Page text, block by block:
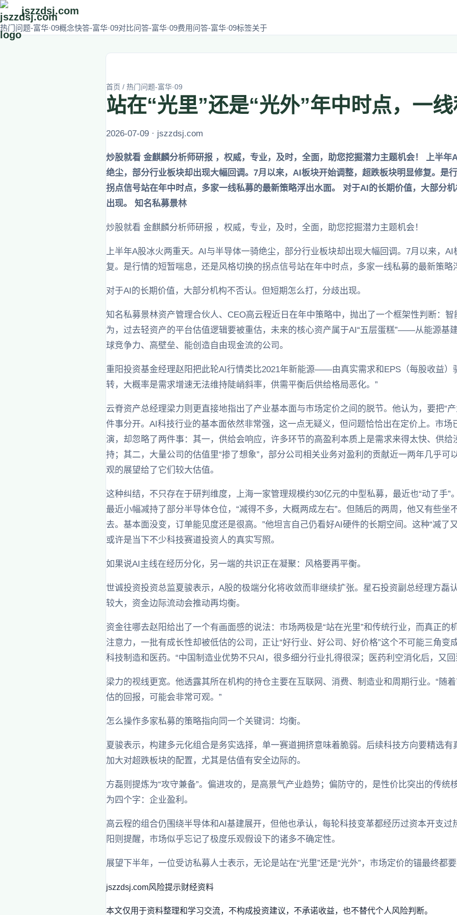
jszzdsj.com
热门问题-富华·09概念快答-富华·09对比问答-富华·09费用问答-富华·09标签关于
首页 / 热门问题-富华·09
站在“光里”还是“光外”年中时点，一
2026-07-09 · jszzdsj.com
炒股就看 金麒麟分析师研报 ，权威，专业，及时，全面，助您挖掘潜力主题机会！ 上半年
绝尘，部分行业板块却出现大幅回调。7月以来，AI板块开始调整，超跌板块明显修复。是
拐点信号站在年中时点，多家一线私募的最新策略浮出水面。 对于AI的长期价值，大部分
出现。 知名私募景林
炒股就看 金麒麟分析师研报 ，权威，专业，及时，全面，助您挖掘潜力主题机会！
上半年A股冰火两重天。AI与半导体一骑绝尘，部分行业板块却出现大幅回调。7月以来，
复。是行情的短暂喘息，还是风格切换的拐点信号站在年中时点，多家一线私募的最新策略
对于AI的长期价值，大部分机构不否认。但短期怎么打，分歧出现。
知名私募景林资产管理合伙人、CEO高云程近日在年中策略中，抛出了一个框架性判断：
为，过去轻资产的平台估值逻辑要被重估，未来的核心资产属于AI“五层蛋糕”——从能源基
球竞争力、高壁垒、能创造自由现金流的公司。
重阳投资基金经理赵阳把此轮AI行情类比2021年新能源——由真实需求和EPS（‌每股收益）
转，大概率是需求增速无法维持陡峭斜率，供需平衡后供给格局恶化。”
云脊资产总经理梁力则更直接地指出了产业基本面与市场定价之间的脱节。他认为，要把“产
件事分开。AI科技行业的基本面依然非常强，这一点无疑义，但问题恰恰出在定价上。市场
演，却忽略了两件事：其一，供给会响应，许多环节的高盈利本质上是需求来得太快、供
持；其二，大量公司的估值里“掺了想象”，部分公司相关业务对盈利的贡献近一两年几乎可
观的展望给了它们较大估值。
这种纠结，不只存在于研判维度，上海一家管理规模约30亿元的中型私募，最近也“动了手”
最近小幅减持了部分半导体仓位，“减得不多，大概两成左右”。但随后的两周，他又有些坐
去。基本面没变，订单能见度还是很高。”他坦言自己仍看好AI硬件的长期空间。这种“减了
或许是当下不少科技赛道投资人的真实写照。
如果说AI主线在经历分化，另一端的共识正在凝聚：风格要再平衡。
世诚投资投资总监夏骏表示，A股的极端分化将收敛而非继续扩张。星石投资副总经理方磊
较大，资金边际流动会推动再均衡。
资金往哪去赵阳给出了一个有画面感的说法：市场两极是“站在光里”和传统行业，而真正的
注意力，一批有成长性却被低估的公司，正让“好行业、好公司、好价格”这个不可能三角变
科技制造和医药。“中国制造业优势不只AI，很多细分行业扎得很深；医药利空消化后，又回
梁力的视线更宽。他透露其所在机构的持仓主要在互联网、消费、制造业和周期行业。“随
估的回报，可能会非常可观。”
怎么操作多家私募的策略指向同一个关键词：均衡。
夏骏表示，构建多元化组合是务实选择，单一赛道拥挤意味着脆弱。后续科技方向要精选
加大对超跌板块的配置，尤其是估值有安全边际的。
方磊则提炼为“攻守兼备”。偏进攻的，是高景气产业趋势；偏防守的，是性价比突出的传统
为四个字：企业盈利。
高云程的组合仍围绕半导体和AI基建展开，但他也承认，每轮科技变革都经历过资本开支过
阳则提醒，市场似乎忘记了极度乐观假设下的诸多不确定性。
展望下半年，一位受访私募人士表示，无论是站在“光里”还是“光外”，市场定价的锚最终都
jszzdsj.com风险提示财经资料
本文仅用于资料整理和学习交流，不构成投资建议，不承诺收益，也不替代个人风险判断。